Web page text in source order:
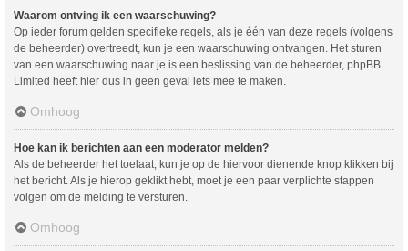
Waarom ontving ik een waarschuwing?
Op ieder forum gelden specifieke regels, als je één van deze regels (volgens
de beheerder) overtreedt, kun je een waarschuwing ontvangen. Het sturen
van een waarschuwing naar je is een beslissing van de beheerder, phpBB
Limited heeft hier dus in geen geval iets mee te maken.
Omhoog
Hoe kan ik berichten aan een moderator melden?
Als de beheerder het toelaat, kun je op de hiervoor dienende knop klikken bij
het bericht. Als je hierop geklikt hebt, moet je een paar verplichte stappen
volgen om de melding te versturen.
Omhoog